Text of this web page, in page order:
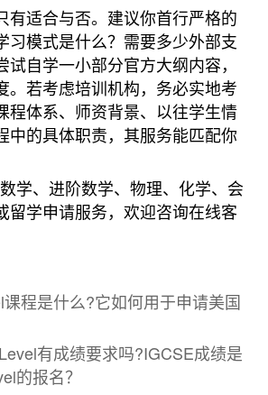
有适合与否。建议你首行严格的
习模式是什么？需要多少外部支
自学一小部分官方大纲内容，
。若考虑培训机构，务必实地考
程体系、师资背景、以往学生情
中的具体职责，其服务能匹配你
学、进阶数学、物理、化学、会
留学申请服务，欢迎咨询在线客
程是什么?它如何用于申请美国
有成绩要求吗?IGCSE成绩是
的报名？